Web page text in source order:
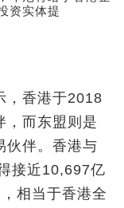
资实体提
，香港于2018
，而东盟则是
伙伴。香港与
接近10,697亿
相当于香港全